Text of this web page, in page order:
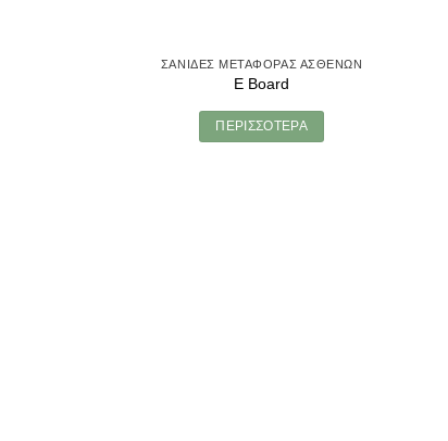
ΣΑΝΊΔΕΣ ΜΕΤΑΦΟΡΆΣ ΑΣΘΕΝΏΝ
E Board
ΠΕΡΙΣΣΌΤΕΡΑ